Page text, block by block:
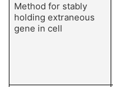
Method for stably
holding extraneous
gene in cell